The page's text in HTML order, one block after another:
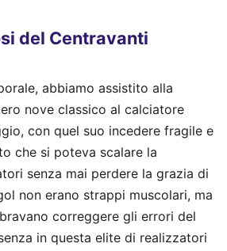
del Centravanti
abbiamo assistito alla
nove classico al calciatore
con quel suo incedere fragile e
che si poteva scalare la
senza mai perdere la grazia di
non erano strappi muscolari, ma
correggere gli errori del
in questa elite di realizzatori